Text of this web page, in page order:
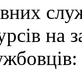
на